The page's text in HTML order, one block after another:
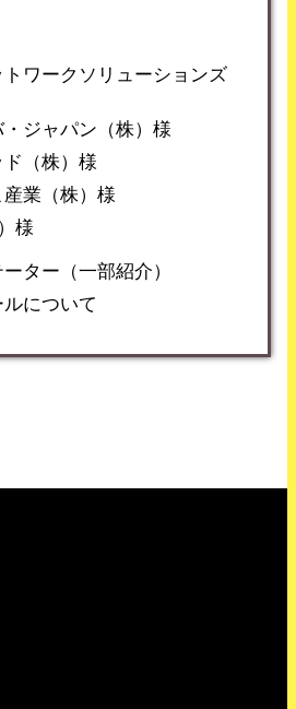
ワークソリューションズ
ジャパン（株）様
（株）様
産業（株）様
様
ター（一部紹介）
について